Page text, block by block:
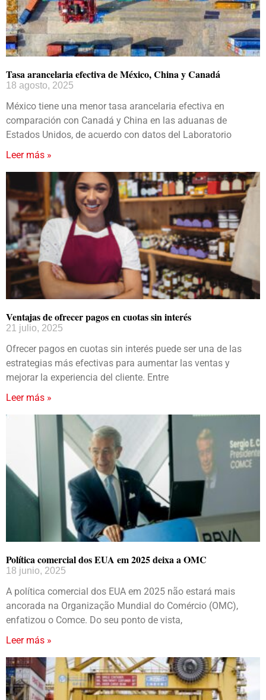
Tasa arancelaria efectiva de México, China y Canadá
18 agosto, 2025
México tiene una menor tasa arancelaria efectiva en
comparación con Canadá y China en las aduanas de
Estados Unidos, de acuerdo con datos del Laboratorio
Leer más »
Ventajas de ofrecer pagos en cuotas sin interés
21 julio, 2025
Ofrecer pagos en cuotas sin interés puede ser una de las
estrategias más efectivas para aumentar las ventas y
mejorar la experiencia del cliente. Entre
Leer más »
Política comercial dos EUA em 2025 deixa a OMC
18 junio, 2025
A política comercial dos EUA em 2025 não estará mais
ancorada na Organização Mundial do Comércio (OMC),
enfatizou o Comce. Do seu ponto de vista,
Leer más »